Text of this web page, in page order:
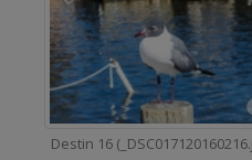
Destin 16